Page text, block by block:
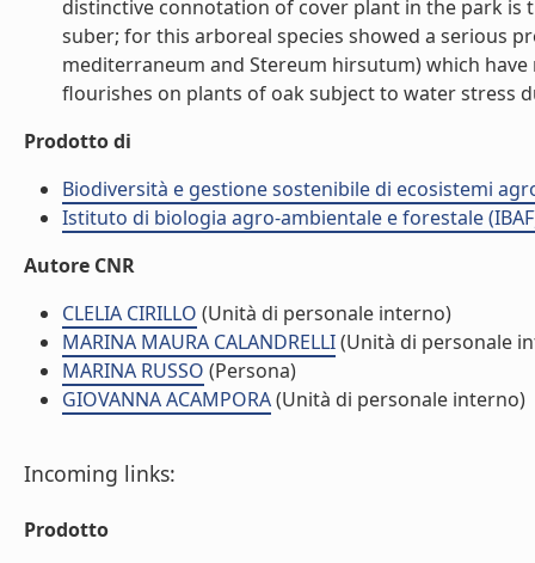
distinctive connotation of cover plant in the park
suber; for this arboreal species showed a serious
mediterraneum and Stereum hirsutum) which
flourishes on plants of oak subject to water stress
Prodotto di
Biodiversità e gestione sostenibile di ecosistemi
Istituto di biologia agro-ambientale e forestale
Autore CNR
CLELIA CIRILLO (Unità di personale interno)
MARINA MAURA CALANDRELLI(Unità di personale
MARINA RUSSO (Persona)
GIOVANNA ACAMPORA(Unità di personale interno)
Incoming links:
Prodotto